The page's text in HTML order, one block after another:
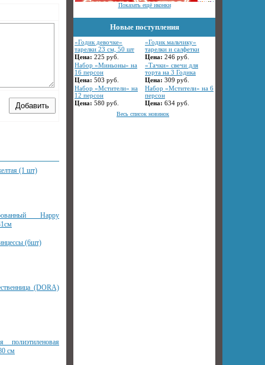
(1 шт)
Happy
(6шт)
(DORA)
полиэтиленовая
см
Показать ещё иконки
Новые поступления
«Годик девочке»
тарелки 23 см, 50 шт
Цена: 225 руб.
«Годик мальчику»
тарелки и салфетки
Цена: 246 руб.
Набор «Миньоны» на
16 персон
Цена: 503 руб.
«Тачки» свечи для
торта на 3 Годика
Цена: 309 руб.
Набор «Мстители» на
12 персон
Цена: 580 руб.
Набор «Мстители» на 6
персон
Цена: 634 руб.
Весь список новинок